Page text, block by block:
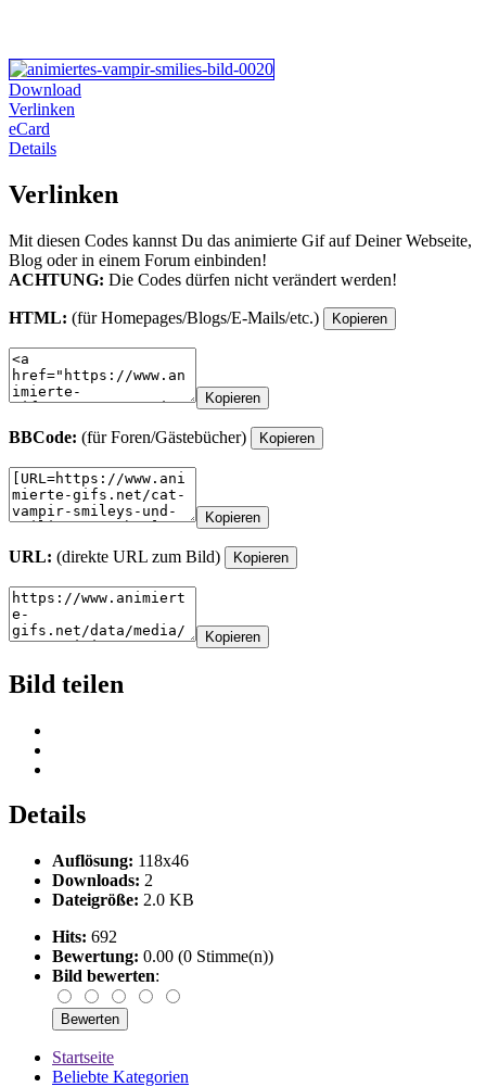
Download
Verlinken
eCard
Details
Verlinken
Mit diesen Codes kannst Du das animierte Gif auf Deiner Webseite,
Blog oder in einem Forum einbinden!
ACHTUNG: Die Codes dürfen nicht verändert werden!
HTML: (für Homepages/Blogs/E-Mails/etc.) Kopieren
Kopieren
BBCode: (für Foren/Gästebücher) Kopieren
Kopieren
URL: (direkte URL zum Bild) Kopieren
Kopieren
Bild teilen
Details
Auflösung: 118x46
Downloads: 2
Dateigröße: 2.0 KB
Hits: 692
Bewertung: 0.00 (0 Stimme(n))
Bild bewerten:
Startseite
Beliebte Kategorien